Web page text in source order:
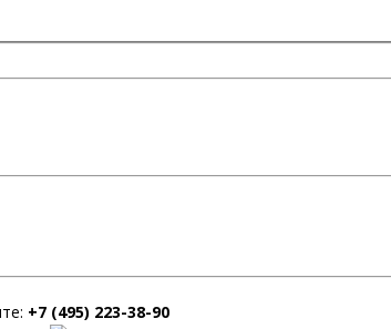
+7 (495) 223-38-90